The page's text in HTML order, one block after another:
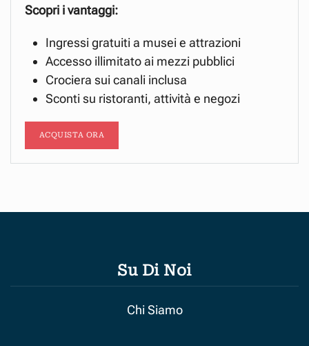
Scopri i vantaggi:
Ingressi gratuiti a musei e attrazioni
Accesso illimitato ai mezzi pubblici
Crociera sui canali inclusa
Sconti su ristoranti, attività e negozi
ACQUISTA ORA
Su Di Noi
Chi Siamo